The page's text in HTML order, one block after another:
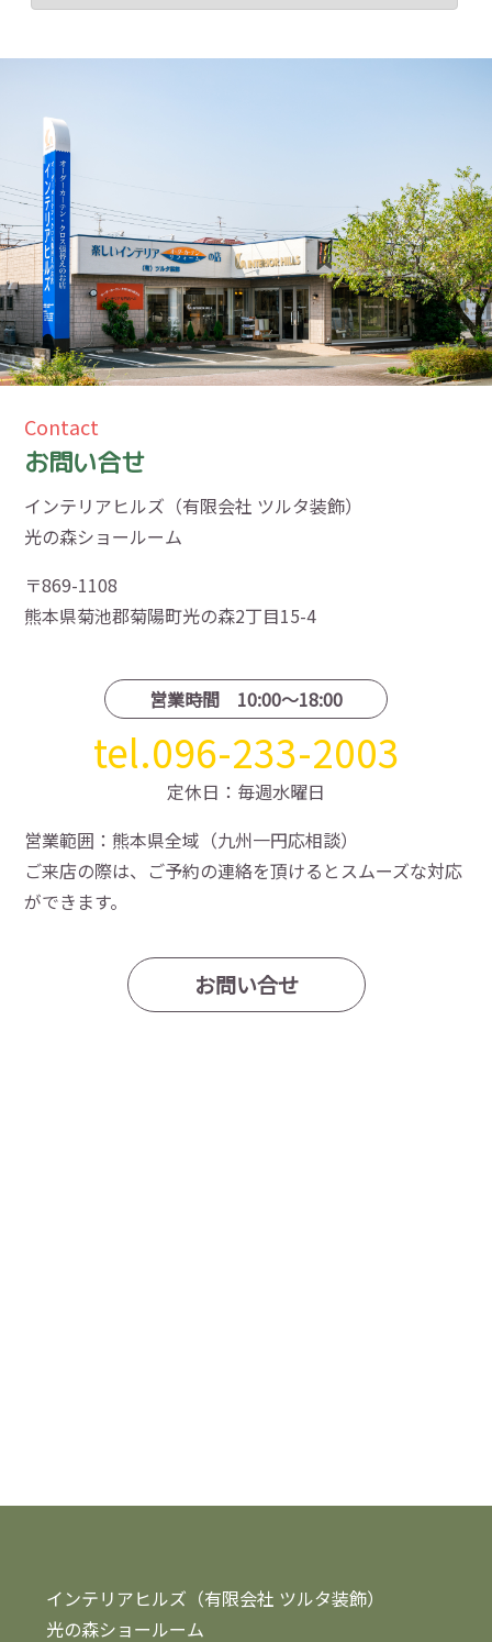
Contact
お問い合せ
インテリアヒルズ（有限会社 ツルタ装飾）
光の森ショールーム
〒869-1108
熊本県菊池郡菊陽町光の森2丁目15-4
営業時間 10:00〜18:00
tel.096-233-2003
定休日：毎週水曜日
営業範囲：熊本県全域（九州一円応相談）
ご来店の際は、ご予約の連絡を頂けるとスムーズな対応
ができます。
お問い合せ
インテリアヒルズ（有限会社 ツルタ装飾）
光の森ショールーム